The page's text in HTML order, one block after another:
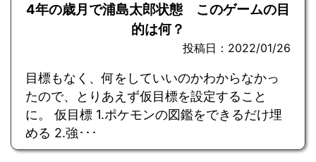
4年の歳月で浦島太郎状態 このゲームの目
的は何？
投稿日：2022/01/26
目標もなく、何をしていいのかわからなかっ
たので、とりあえず仮目標を設定すること
に。 仮目標 1.ポケモンの図鑑をできるだけ埋
める 2.強･･･